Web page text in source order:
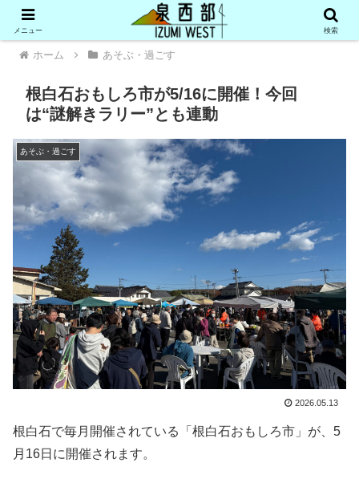
ホーム あそぶ・過ごす
根白石おもしろ市が5/16に開催！今回
は“謎解きラリー”とも連動
あそぶ・過ごす
2026.05.13
根白石で毎月開催されている「根白石おもしろ市」が、5
月16日に開催されます。
メニュー 検索